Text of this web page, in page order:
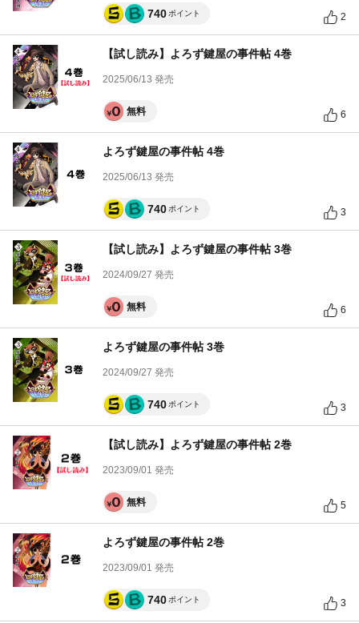
740 ポイント 2
【試し読み】よろず鍵屋の事件帖 4巻
2025/06/13 発売
無料 6
よろず鍵屋の事件帖 4巻
2025/06/13 発売
740 ポイント 3
【試し読み】よろず鍵屋の事件帖 3巻
2024/09/27 発売
無料 6
よろず鍵屋の事件帖 3巻
2024/09/27 発売
740 ポイント 3
【試し読み】よろず鍵屋の事件帖 2巻
2023/09/01 発売
無料 5
よろず鍵屋の事件帖 2巻
2023/09/01 発売
740 ポイント 3